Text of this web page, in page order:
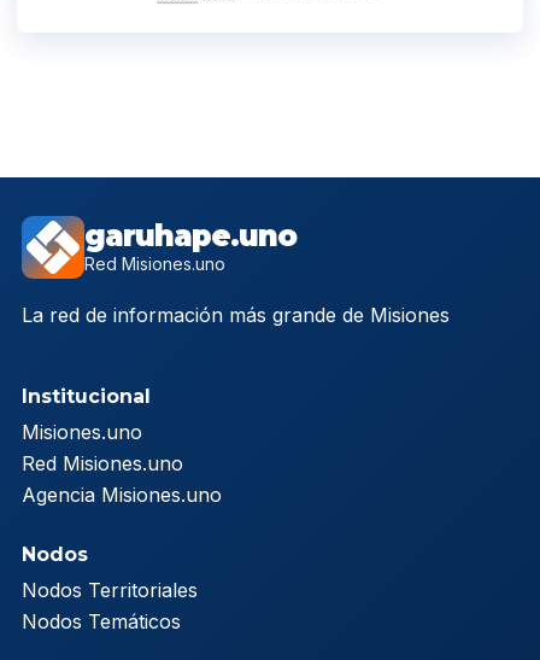
garuhape.uno
Red Misiones.uno
La red de información más grande de Misiones
Institucional
Misiones.uno
Red Misiones.uno
Agencia Misiones.uno
Nodos
Nodos Territoriales
Nodos Temáticos